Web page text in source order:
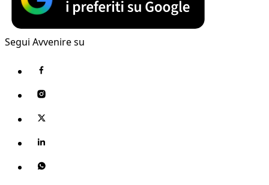
Segui Avvenire su